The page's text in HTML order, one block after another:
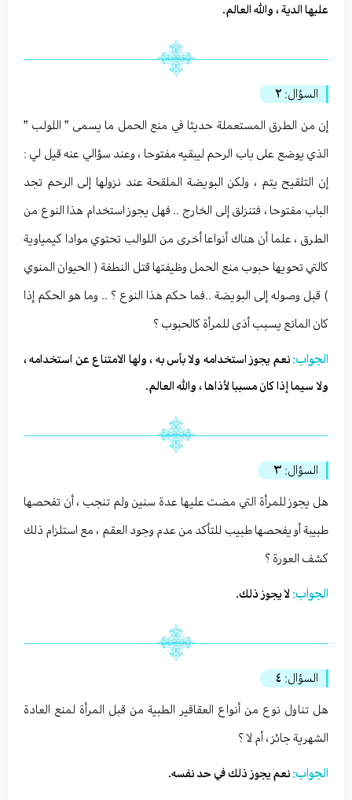
عليها الدية ، والله العالم.
السؤال: ٢
إن من الطرق المستعملة حديثا في منع الحمل ما يسمى ” اللولب ”
الذي يوضع على باب الرحم ليبقيه مفتوحا ، وعند سؤالي عنه قيل لي :
إن التلقيح يتم ، ولكن البويضة الملقحة عند نزولها إلى الرحم تجد
الباب مفتوحا ، فتنزلق إلى الخارج .. فهل يجوز استخدام هذا النوع من
الطرق ، علما أن هناك أنواعا أخرى من اللوالب تحتوي موادا كيمياوية
كالتي تحويها حبوب منع الحمل وظيفتها قتل النطفة ( الحيوان المنوي
) قبل وصوله إلى البويضة ..فما حكم هذا النوع ؟ .. وما هو الحكم إذا
كان المانع يسبب أذى للمرأة كالحبوب ؟
الجواب:نعم يجوز استخدامه ولا بأس به ، ولها الامتناع عن استخدامه ،
ولا سيما إذا كان مسببا لأذاها ، والله العالم.
السؤال: ٣
هل يجوز للمرأة التي مضت عليها عدة سنين ولم تنجب ، أن تفحصها
طبيبة أو يفحصها طبيب للتأكد من عدم وجود العقم ، مع استلزام ذلك
كشف العورة ؟
الجواب: لا يجوز ذلك.
السؤال: ٤
هل تناول نوع من أنواع العقاقير الطبية من قبل المرأة لمنع العادة
الشهرية جائز ، أم لا ؟
الجواب: نعم يجوز ذلك في حد نفسه.